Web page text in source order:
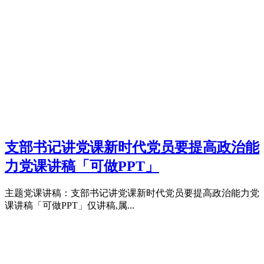
支部书记讲党课新时代党员要提高政治能
力党课讲稿「可做PPT」
主题党课讲稿：支部书记讲党课新时代党员要提高政治能力党
课讲稿「可做PPT」仅讲稿,属...